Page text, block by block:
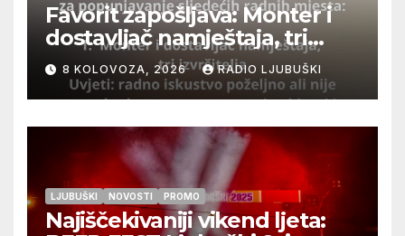
Favorit zapošljava: Monter i
dostavljač namještaja, tri
izvršitelja
8 KOLOVOZA, 2026 RADIO LJUBUŠKI
LJUBUŠKI NOVOSTI PROMO
Najiščekivaniji vikend ljeta: